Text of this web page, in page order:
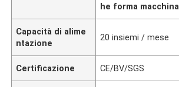
he forma macchina
Capacità di alime
ntazione
20 insiemi / mese
Certificazione CE/BV/SGS